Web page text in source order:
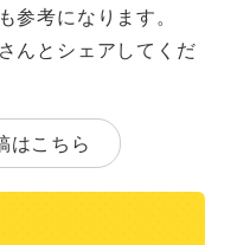
参考になります。
んとシェアしてくだ
はこちら